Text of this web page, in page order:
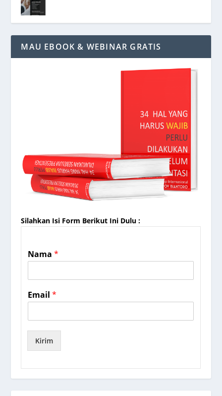
MAU EBOOK & WEBINAR GRATIS
Silahkan Isi Form Berikut Ini Dulu :
Nama*
Email*
Kirim